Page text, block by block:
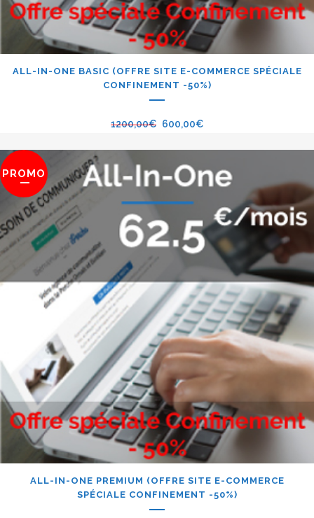
ALL-IN-ONE BASIC (OFFRE SITE E-COMMERCE SPÉCIALE
CONFINEMENT -50%)
1200,00€ 600,00€
PROMO
ALL-IN-ONE PREMIUM (OFFRE SITE E-COMMERCE
SPÉCIALE CONFINEMENT -50%)